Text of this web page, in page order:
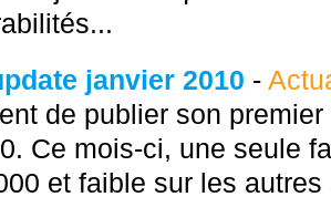
janvier 2010 -
de publier son
Ce mois-ci, une seule
et faible sur les